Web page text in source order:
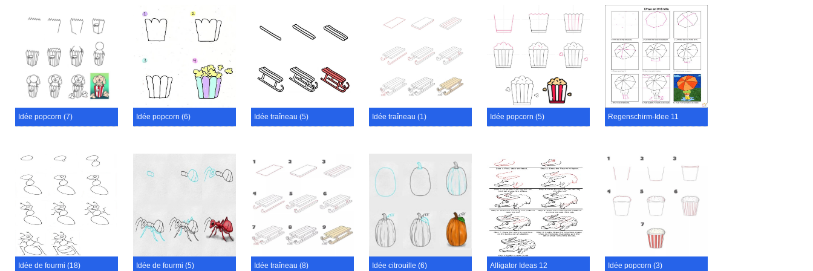
Idée popcorn (7) Idée popcorn (6) Idée traîneau (5) Idée traîneau (1) Idée popcorn (5) Regenschirm-Idee 11
Idée de fourmi (18) Idée de fourmi (5) Idée traîneau (8) Idée citrouille (6) Alligator Ideas 12 Idée popcorn (3)